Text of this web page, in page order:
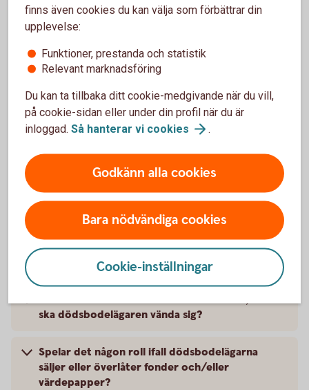
räcker till på blanketten?
Behöver man skicka in bouppteckningen igen
om man redan gjort ett tidigare skifte?
arvskiftes- eller betalningsuppdrag?
Vad har mitt ärende för status och när sker
Vad innebär det att vidimera och vem får
vidimera underlag som ska skickas in?
Dödsboet har ett bolån som ska tas över, vart
ska dödsbodelägaren vända sig?
Spelar det någon roll ifall dödsbodelägarna
säljer eller överlåter fonder och/eller
värdepapper?
finns även cookies du kan välja som förbättrar din
upplevelse:
Funktioner, prestanda och statistik
Relevant marknadsföring
Du kan ta tillbaka ditt cookie-medgivande när du vill,
på cookie-sidan eller under din profil när du är
inloggad. Så hanterar vi cookies .
Godkänn alla cookies
Bara nödvändiga cookies
Cookie-inställningar